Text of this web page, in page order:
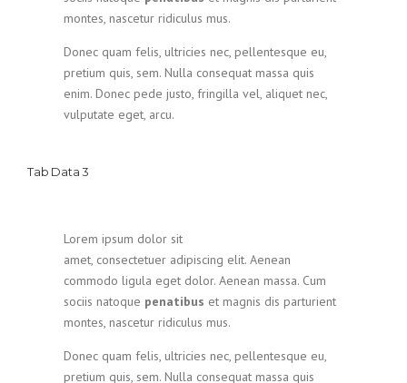
montes, nascetur ridiculus mus.
Donec quam felis, ultricies nec, pellentesque eu,
pretium quis, sem. Nulla consequat massa quis
enim. Donec pede justo, fringilla vel, aliquet nec,
vulputate eget, arcu.
Tab Data 3
Lorem ipsum dolor sit
amet, consectetuer adipiscing elit. Aenean
commodo ligula eget dolor. Aenean massa. Cum
sociis natoque penatibus et magnis dis parturient
montes, nascetur ridiculus mus.
Donec quam felis, ultricies nec, pellentesque eu,
pretium quis, sem. Nulla consequat massa quis